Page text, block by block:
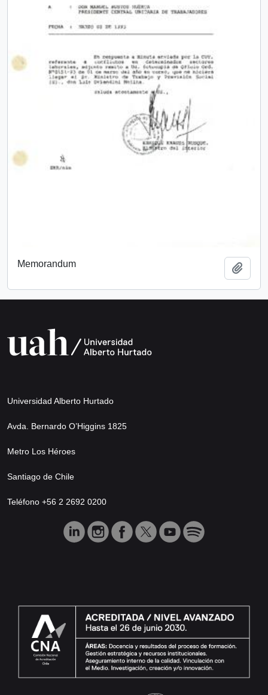
Memorandum
Universidad Alberto Hurtado
Avda. Bernardo O’Higgins 1825
Metro Los Héroes
Santiago de Chile
Teléfono +56 2 2692 0200